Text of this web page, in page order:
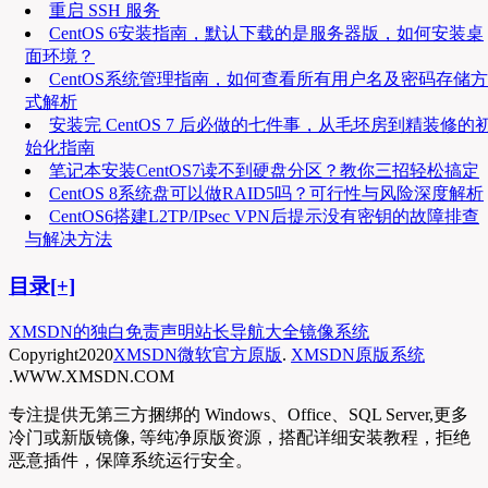
重启 SSH 服务
CentOS 6安装指南，默认下载的是服务器版，如何安装桌
面环境？
CentOS系统管理指南，如何查看所有用户名及密码存储方
式解析
安装完 CentOS 7 后必做的七件事，从毛坯房到精装修的
始化指南
笔记本安装CentOS7读不到硬盘分区？教你三招轻松搞定
CentOS 8系统盘可以做RAID5吗？可行性与风险深度解析
CentOS6搭建L2TP/IPsec VPN后提示没有密钥的故障排查
与解决方法
目录[+]
XMSDN的独白免责声明站长导航大全镜像系统
Copyright2020XMSDN微软官方原版. XMSDN原版系统
.WWW.XMSDN.COM
专注提供无第三方捆绑的 Windows、Office、SQL Server,更多
冷门或新版镜像, 等纯净原版资源，搭配详细安装教程，拒绝
恶意插件，保障系统运行安全。